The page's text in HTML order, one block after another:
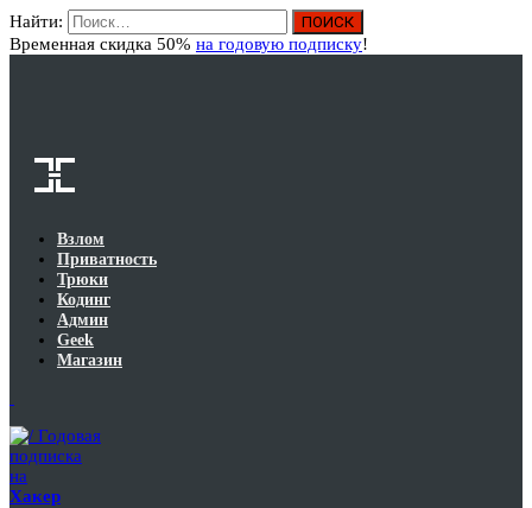
Найти:
Временная скидка 50% на годовую подписку!
Взлом
Приватность
Трюки
Кодинг
Админ
Geek
Магазин
Годовая
подписка
на
Хакер